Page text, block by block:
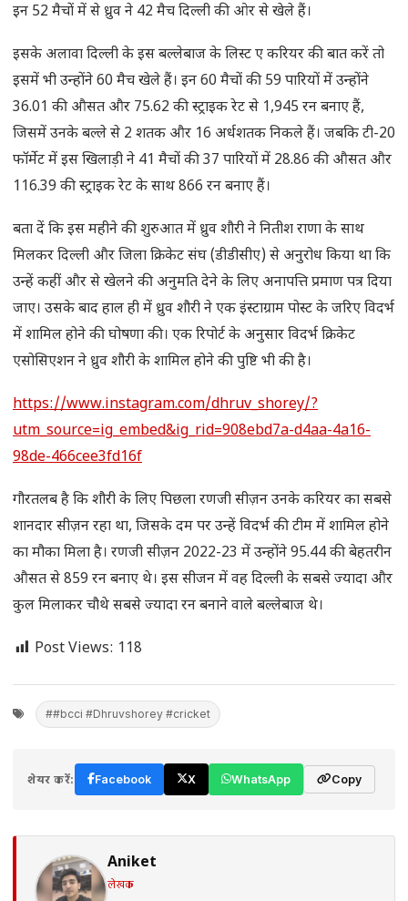
इन 52 मैचों में से ध्रुव ने 42 मैच दिल्ली की ओर से खेले हैं।
इसके अलावा दिल्ली के इस बल्लेबाज के लिस्ट ए करियर की बात करें तो
इसमें भी उन्होंने 60 मैच खेले हैं। इन 60 मैचों की 59 पारियों में उन्होंने
36.01 की औसत और 75.62 की स्ट्राइक रेट से 1,945 रन बनाए हैं,
जिसमें उनके बल्ले से 2 शतक और 16 अर्धशतक निकले हैं। जबकि टी-20
फॉर्मेट में इस खिलाड़ी ने 41 मैचों की 37 पारियों में 28.86 की औसत और
116.39 की स्ट्राइक रेट के साथ 866 रन बनाए हैं।
बता दें कि इस महीने की शुरुआत में ध्रुव शौरी ने नितीश राणा के साथ
मिलकर दिल्ली और जिला क्रिकेट संघ (डीडीसीए) से अनुरोध किया था कि
उन्हें कहीं और से खेलने की अनुमति देने के लिए अनापत्ति प्रमाण पत्र दिया
जाए। उसके बाद हाल ही में ध्रुव शौरी ने एक इंस्टाग्राम पोस्ट के जरिए विदर्भ
में शामिल होने की घोषणा की। एक रिपोर्ट के अनुसार विदर्भ क्रिकेट
एसोसिएशन ने ध्रुव शौरी के शामिल होने की पुष्टि भी की है।
https://www.instagram.com/dhruv_shorey/?
utm_source=ig_embed&ig_rid=908ebd7a-d4aa-4a16-
98de-466cee3fd16f
गौरतलब है कि शौरी के लिए पिछला रणजी सीज़न उनके करियर का सबसे
शानदार सीज़न रहा था, जिसके दम पर उन्हें विदर्भ की टीम में शामिल होने
का मौका मिला है। रणजी सीज़न 2022-23 में उन्होंने 95.44 की बेहतरीन
औसत से 859 रन बनाए थे। इस सीजन में वह दिल्ली के सबसे ज्यादा और
कुल मिलाकर चौथे सबसे ज्यादा रन बनाने वाले बल्लेबाज थे।
Post Views: 118
##bcci #Dhruvshorey #cricket
शेयर करें: Facebook X WhatsApp Copy
Aniket
लेखक